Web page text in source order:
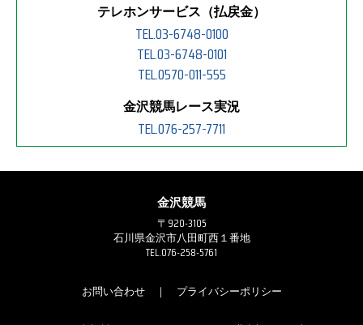
テレホンサービス（払戻金）
TEL.03-6748-0100
TEL.03-6748-0101
TEL.0570-011-555
金沢競馬レース実況
TEL.076-257-7711
金沢競馬
〒920-3105
石川県金沢市八田町西１番地
TEL.076-258-5761
お問い合わせ｜ プライバシーポリシー